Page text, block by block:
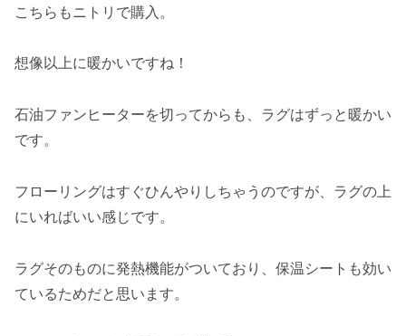
こちらもニトリで購入。
想像以上に暖かいですね！
石油ファンヒーターを切ってからも、ラグはずっと暖かい
です。
フローリングはすぐひんやりしちゃうのですが、ラグの上
にいればいい感じです。
ラグそのものに発熱機能がついており、保温シートも効い
ているためだと思います。